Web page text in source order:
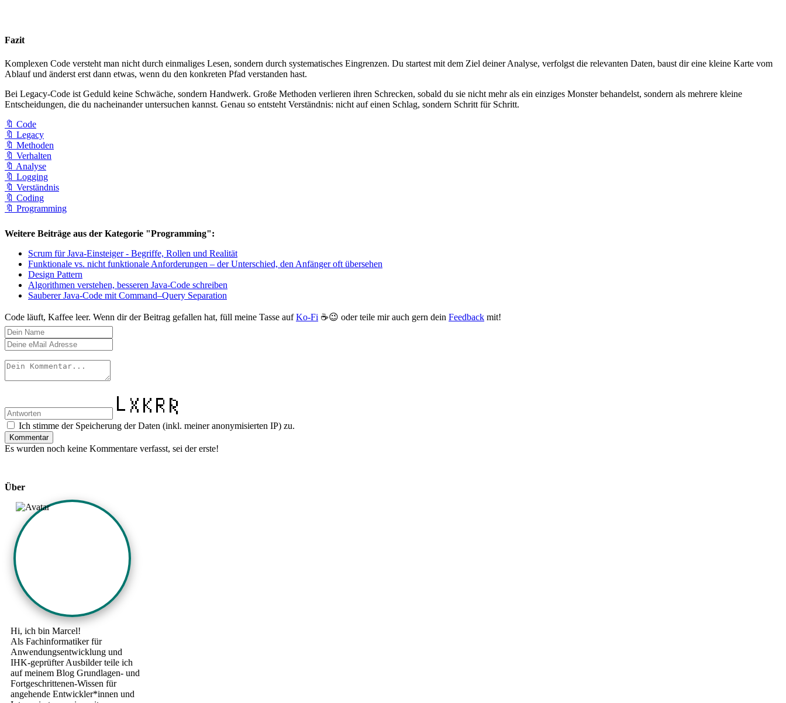
Fazit
Komplexen Code versteht man nicht durch einmaliges Lesen, sondern durch systematisches Eingrenzen. Du startest mit dem Ziel deiner Analyse, verfolgst die relevanten Daten, baust dir eine kleine Karte vom
Ablauf und änderst erst dann etwas, wenn du den konkreten Pfad verstanden hast.
Bei Legacy-Code ist Geduld keine Schwäche, sondern Handwerk. Große Methoden verlieren ihren Schrecken, sobald du sie nicht mehr als ein einziges Monster behandelst, sondern als mehrere kleine
Entscheidungen, die du nacheinander untersuchen kannst. Genau so entsteht Verständnis: nicht auf einen Schlag, sondern Schritt für Schritt.
🔖 Code
🔖 Legacy
🔖 Methoden
🔖 Verhalten
🔖 Analyse
🔖 Logging
🔖 Verständnis
🔖 Coding
🔖 Programming
Weitere Beiträge aus der Kategorie "Programming":
Scrum für Java-Einsteiger - Begriffe, Rollen und Realität
Funktionale vs. nicht funktionale Anforderungen – der Unterschied, den Anfänger oft übersehen
Design Pattern
Algorithmen verstehen, besseren Java-Code schreiben
Sauberer Java-Code mit Command–Query Separation
Code läuft, Kaffee leer. Wenn dir der Beitrag gefallen hat, füll meine Tasse aufKo-Fi ☕️😉 oder teile mir auch gern dein Feedback mit!
Ich stimme der Speicherung der Daten (inkl. meiner anonymisierten IP) zu.
Kommentar
Es wurden noch keine Kommentare verfasst, sei der erste!
Über
Hi, ich bin Marcel!
Als Fachinformatiker für
Anwendungsentwicklung und
IHK-geprüfter Ausbilder teile ich
auf meinem Blog Grundlagen- und
Fortgeschrittenen-Wissen für
angehende Entwickler*innen und